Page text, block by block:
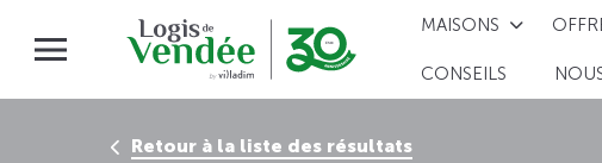
MAISONS
CONSEILS
Retour à la liste des résultats